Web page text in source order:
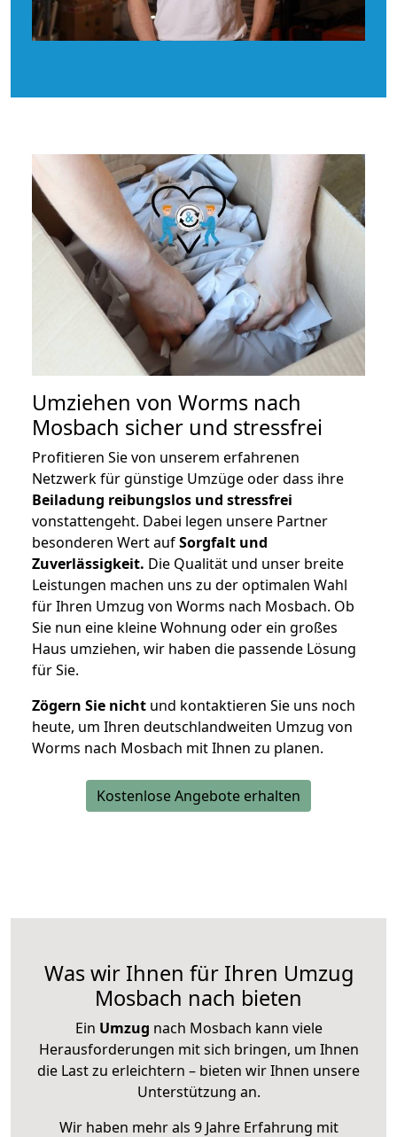
Umziehen von Worms nach
Mosbach sicher und stressfrei
Profitieren Sie von unserem erfahrenen
Netzwerk für günstige Umzüge oder dass ihre
Beiladung reibungslos und stressfrei
vonstattengeht. Dabei legen unsere Partner
besonderen Wert aufSorgfalt und
Zuverlässigkeit. Die Qualität und unser breite
Leistungen machen uns zu der optimalen Wahl
für Ihren Umzug von Worms nach Mosbach. Ob
Sie nun eine kleine Wohnung oder ein großes
Haus umziehen, wir haben die passende Lösung
für Sie.
Zögern Sie nicht und kontaktieren Sie uns noch
heute, um Ihren deutschlandweiten Umzug von
Worms nach Mosbach mit Ihnen zu planen.
Kostenlose Angebote erhalten
Was wir Ihnen für Ihren Umzug
Mosbach nach bieten
Ein Umzug nach Mosbach kann viele
Herausforderungen mit sich bringen, um Ihnen
die Last zu erleichtern – bieten wir Ihnen unsere
Unterstützung an.
Wir haben mehr als 9 Jahre Erfahrung mit